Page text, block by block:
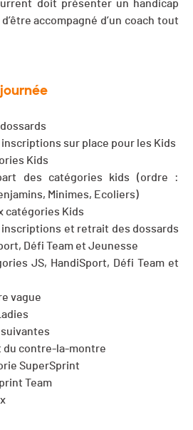
doit présenter un handicap
accompagné d’un coach tout
sur place pour les Kids
Kids
des catégories kids (ordre :
Minimes, Ecoliers)
catégories Kids
inscriptions et retrait des dossards
Défi Team et Jeunesse
JS, HandiSport, Défi Team et
vague
du contre-la-montre
SuperSprint
Team